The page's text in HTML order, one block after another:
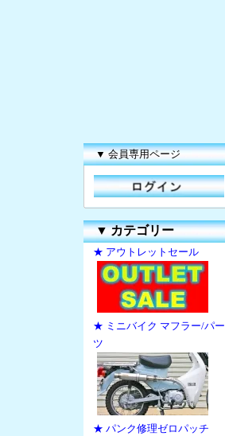
▼ 会員専用ページ
▼カテゴリー
★ アウトレットセール
★ ミニバイク マフラー/パー
ツ
★ パンク修理ゼロパッチ